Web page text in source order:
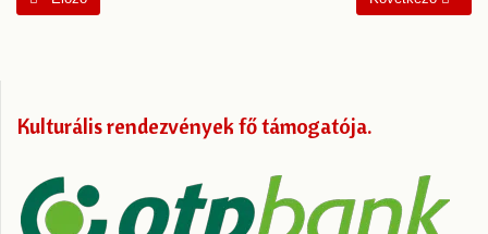
Kulturális rendezvények fő támogatója